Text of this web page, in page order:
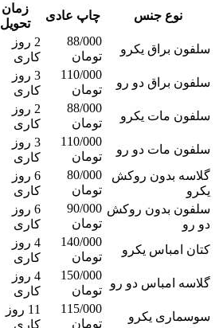
نوع جنس چاپ عادی
زمان
تحویل
سلفون براق یکرو
88/000
تومان
2 روز
کاری
سلفون براق دو رو
110/000
تومان
3 روز
کاری
سلفون مات یکرو
88/000
تومان
2 روز
کاری
سلفون مات دو رو
110/000
تومان
3 روز
کاری
گلاسه بدون روکش
یکرو
80/000
تومان
6 روز
کاری
سلفون بدون روکش
دو رو
90/000
تومان
6 روز
کاری
کتان امباس یکرو
140/000
تومان
4 روز
کاری
گلاسه امباس دو رو
150/000
تومان
4 روز
کاری
سوسماری یکرو
115/000
تومان
11 روز
کاری